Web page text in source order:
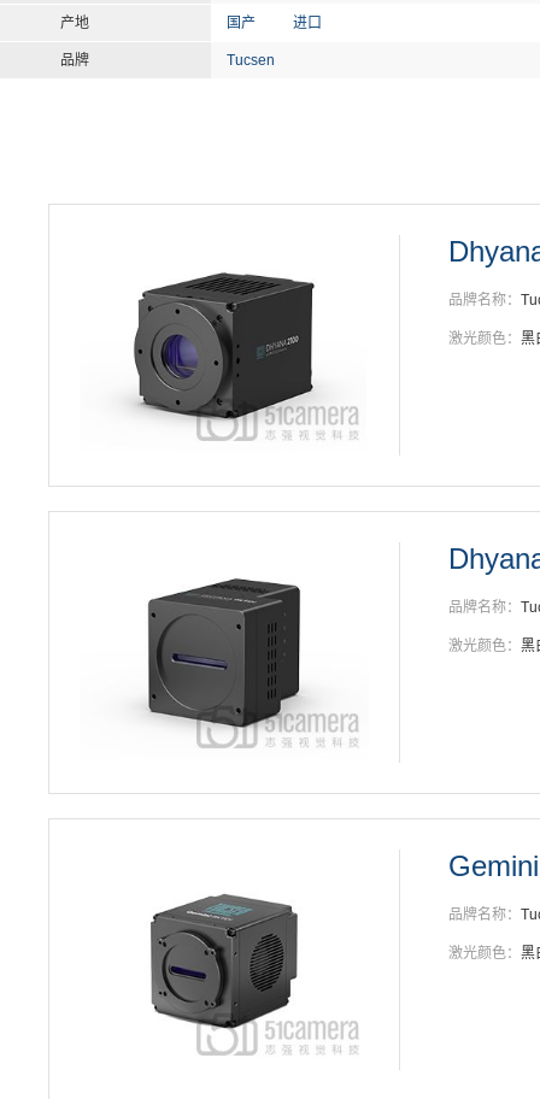
产地 国产 进口
品牌 Tucsen
品牌名称：
激光颜色： 黑
品牌名称：
激光颜色： 黑
品牌名称：
激光颜色： 黑